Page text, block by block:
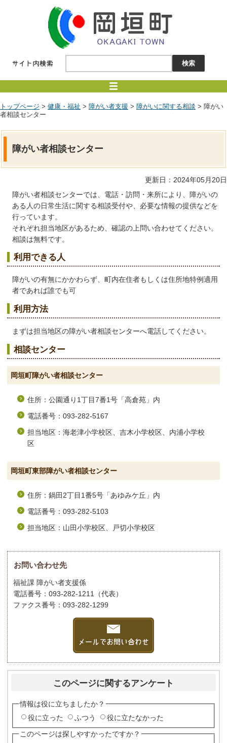
トップページ > 健康・福祉 > 障がい者支援 > 障がいに関する相談 > 障がい
者相談センター
障がい者相談センター
更新日：2024年05月20日
障がい者相談センターでは、電話・訪問・来所により、障がいの
ある人の日常生活に関する相談受付や、必要な情報の提供などを
行っています。
それぞれ担当地区があるため、確認の上問い合わせてください。
相談は無料です。
利用できる人
障がいの有無にかかわらず、町内在住者もしくは住所地特例適用
者であれば誰でも可
利用方法
まずは担当地区の障がい者相談センターへ電話してください。
相談センター
岡垣町障がい者相談センター
住所：公園通り1丁目7番1号「高倉苑」内
電話番号：093-282-5167
担当地区：海老津小学校区、吉木小学校区、内浦小学校
区
岡垣町東部障がい者相談センター
住所：鍋田2丁目1番5号「あゆみケ丘」内
電話番号：093-282-5103
担当地区：山田小学校区、戸切小学校区
お問い合わせ先
福祉課 障がい者支援係
電話番号：093-282-1211（代表）
ファクス番号：093-282-1299
このページに関するアンケート
情報は役に立ちましたか？
役に立った
ふつう 役に立たなかった
このページは探しやすかったですか？